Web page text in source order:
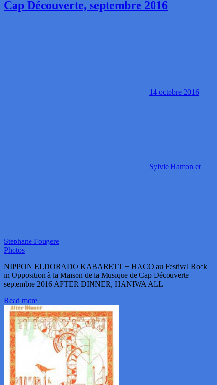
Cap Découverte, septembre 2016
14 octobre 2016
Sylvie Hamon et
Stephane Fougere
Photos
NIPPON ELDORADO KABARETT + HACO au Festival Rock
in Opposition à la Maison de la Musique de Cap Découverte
septembre 2016 AFTER DINNER, HANIWA ALL
Read more